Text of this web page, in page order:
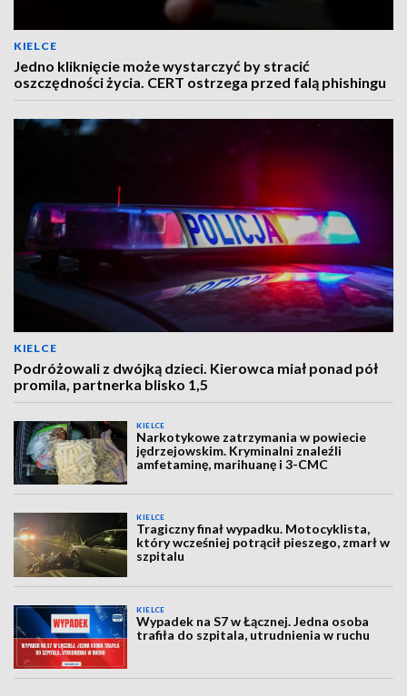
KIELCE
Jedno kliknięcie może wystarczyć by stracić
oszczędności życia. CERT ostrzega przed falą phishingu
KIELCE
Podróżowali z dwójką dzieci. Kierowca miał ponad pół
promila, partnerka blisko 1,5
KIELCE
Narkotykowe zatrzymania w powiecie
jędrzejowskim. Kryminalni znaleźli
amfetaminę, marihuanę i 3-CMC
KIELCE
Tragiczny finał wypadku. Motocyklista,
który wcześniej potrącił pieszego, zmarł w
szpitalu
KIELCE
Wypadek na S7 w Łącznej. Jedna osoba
trafiła do szpitala, utrudnienia w ruchu